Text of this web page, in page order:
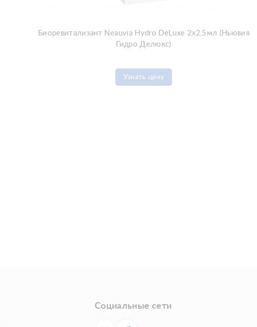
Биоревитализант Neauvia Hydro DeLuxe 2x2,5мл (Ньювия
Гидро Делюкс)
Узнать цену
Социальные сети